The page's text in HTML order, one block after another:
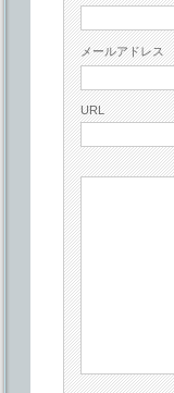
メールアドレス
URL